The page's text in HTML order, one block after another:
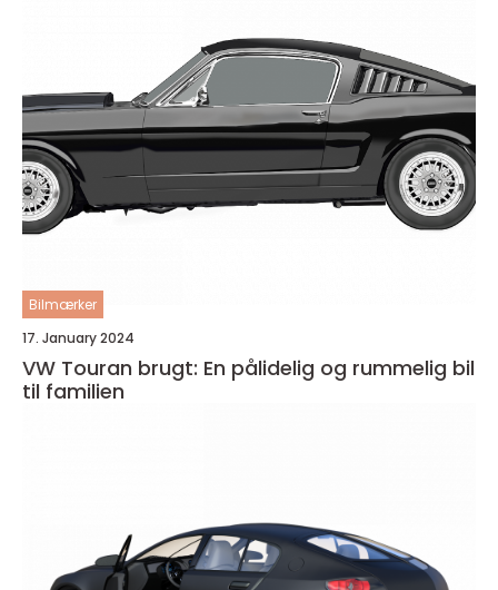
Bilmærker
17. January 2024
VW Touran brugt: En pålidelig og rummelig bil
til familien